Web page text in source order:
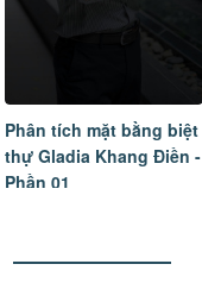
Phân tích mặt bằng biệt
thự Gladia Khang Điền -
Phần 02